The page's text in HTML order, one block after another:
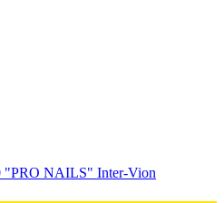
"PRO NAILS" Inter-Vion